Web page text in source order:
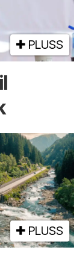
PLUSS
PLUSS